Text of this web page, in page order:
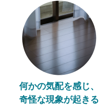
何かの気配を感じ、
奇怪な現象が起きる